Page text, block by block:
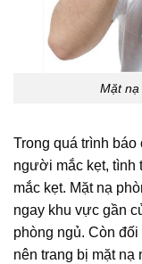
Mặt
Trong quá trình
người mắc kẹt, tình
mắc kẹt. Mặt nạ
ngay khu vực gần
phòng ngủ. Còn
nên trang bị mặt nạ